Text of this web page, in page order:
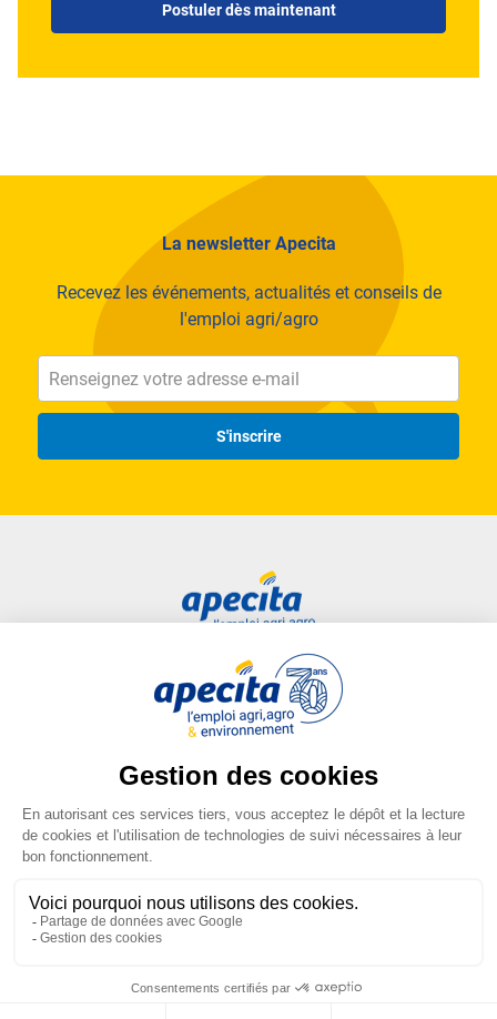
Postuler dès maintenant
La newsletter Apecita
Recevez les événements, actualités et conseils de
l'emploi agri/agro
S'inscrire
Entreprise
Centre de formation
Liens utiles
Plan du site
FAQ
d'utilisation
Gestion des cookies